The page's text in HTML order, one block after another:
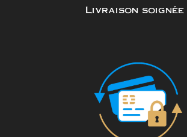
Livraison soignée